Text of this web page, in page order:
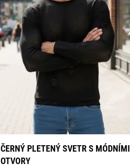
ČERNÝ PLETENÝ SVETR S MÓDNÍMI
OTVORY